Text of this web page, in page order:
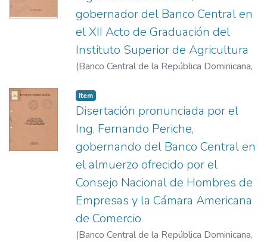
gobernador del Banco Central en
el XII Acto de Graduación del
Instituto Superior de Agricultura
(Banco Central de la República Dominicana,
Item
Disertación pronunciada por el
Ing. Fernando Periche,
gobernando del Banco Central en
el almuerzo ofrecido por el
Consejo Nacional de Hombres de
Empresas y la Cámara Americana
de Comercio
(Banco Central de la República Dominicana,